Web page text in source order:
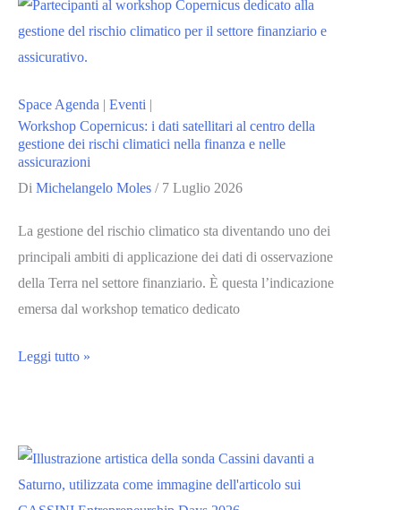
Prunas
alla
cerimonia
“Rafforzare
sinergie
nel
Space Agenda Eventi
Workshop Copernicus: i dati satellitari al centro della
gestione dei rischi climatici nella finanza e nelle
assicurazioni
Di Michelangelo Moles / 7 Luglio 2026
La gestione del rischio climatico sta diventando uno dei
principali ambiti di applicazione dei dati di osservazione
della Terra nel settore finanziario. È questa l’indicazione
emersa dal workshop tematico dedicato
Workshop
satellitari
al
Leggi tutto »